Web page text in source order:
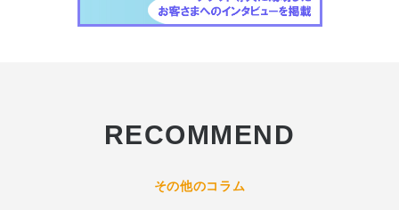
RECOMMEND
その他のコラム